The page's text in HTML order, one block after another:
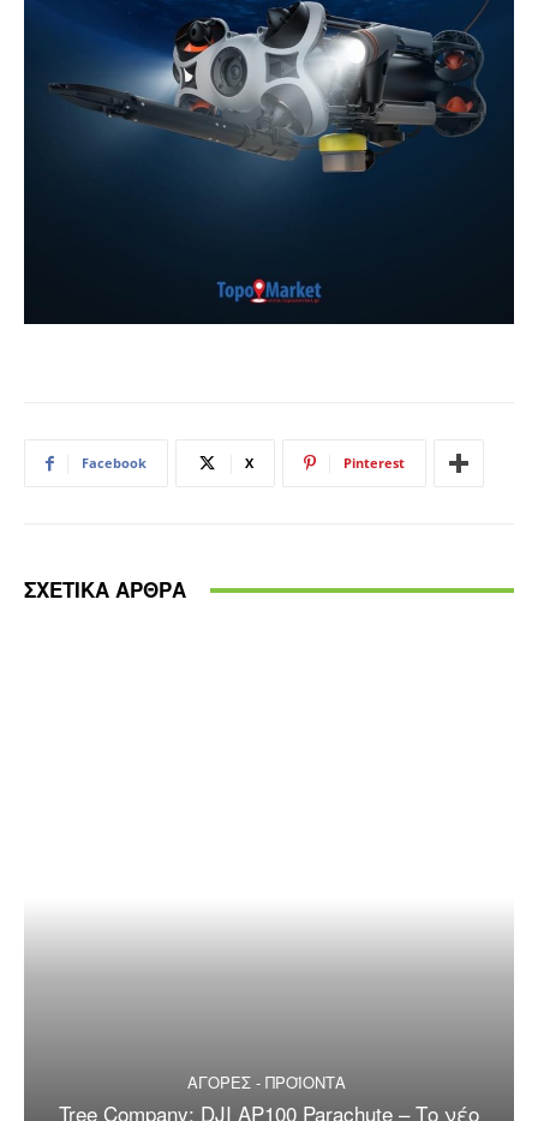
Facebook X Pinterest
ΣΧΕΤΙΚΑ ΑΡΘΡΑ
ΑΓΟΡΕΣ - ΠΡΟΪΟΝΤΑ
Tree Company: DJI AP100 Parachute – Το νέο